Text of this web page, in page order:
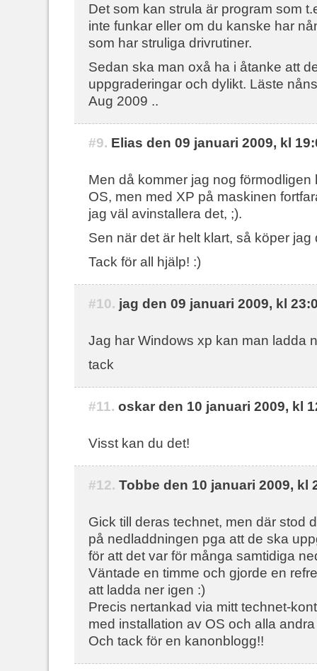
Det som kan strula är program som
inte funkar eller om du kanske har
som har struliga drivrutiner.
Sedan ska man oxå ha i åtanke att
uppgraderingar och dylikt. Läste
Aug 2009 ..
#9. Elias den 09 januari 2009, kl
Men då kommer jag nog förmodligen
OS, men med XP på maskinen
jag väl avinstallera det, ;).
Sen när det är helt klart, så köper jag
Tack för all hjälp! :)
#10. jag den 09 januari 2009, kl
Jag har Windows xp kan man ladda
tack
#11. oskar den 10 januari 2009, kl
Visst kan du det!
#12. Tobbe den 10 januari 2009, kl
Gick till deras technet, men där stod
på nedladdningen pga att de ska
för att det var för många samtidiga
Väntade en timme och gjorde en
att ladda ner igen :)
Precis nertankad via mitt technet-
med installation av OS och alla
Och tack för en kanonblogg!!